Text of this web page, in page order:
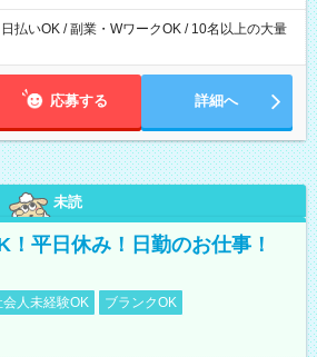
りません。予めご了承くださいませ。
払いOK / 副業・WワークOK / 10名以上の大量
応募する 詳細へ
未読
平日休み！日勤のお仕事！
会人未経験OK
ブランクOK